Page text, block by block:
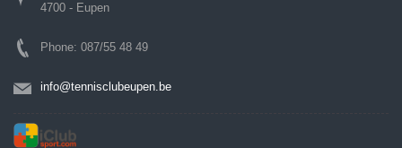
4700 - Eupen
Phone: 087/55 48 49
info@tennisclubeupen.be